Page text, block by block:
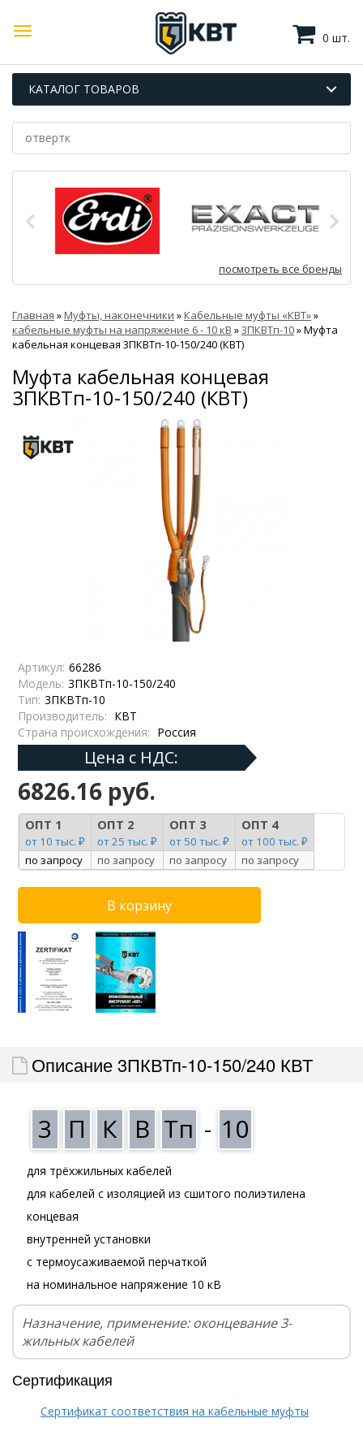
0 шт.
КАТАЛОГ ТОВАРОВ
посмотреть все бренды
Главная »Муфты, наконечники »Кабельные муфты «КВТ»»
кабельные муфты на напряжение 6 - 10 кВ »3ПКВТп-10»Муфта
кабельная концевая 3ПКВТп-10-150/240 (КВТ)
Муфта кабельная концевая
3ПКВТп-10-150/240 (КВТ)
Артикул: 66286
Модель: 3ПКВТп-10-150/240
Тип: 3ПКВТп-10
Производитель: КВТ
Страна происхождения: Россия
Цена с НДС:
6826.16 руб.
ОПТ 1
от 10 тыс. ₽
ОПТ 2
от 25 тыс. ₽
ОПТ 3
от 50 тыс. ₽
ОПТ 4
от 100 тыс. ₽
по запросу
по запросу по запросу по запросу
Описание 3ПКВТп-10-150/240 КВТ
3 П К В Тп - 10
для трёхжильных кабелей
для кабелей с изоляцией из сшитого полиэтилена
концевая
внутренней установки
с термоусаживаемой перчаткой
на номинальное напряжение 10 кВ
Назначение, применение: оконцевание 3-
жильных кабелей
Сертификация
Сертификат соответствия на кабельные муфты